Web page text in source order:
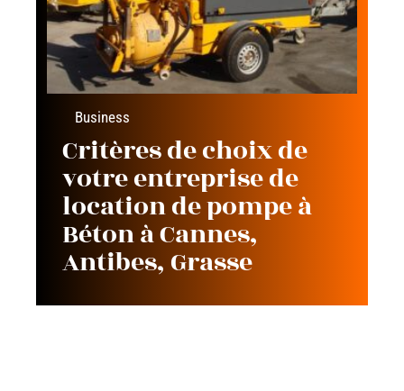
Business
Critères de choix de
votre entreprise de
location de pompe à
Béton à Cannes,
Antibes, Grasse